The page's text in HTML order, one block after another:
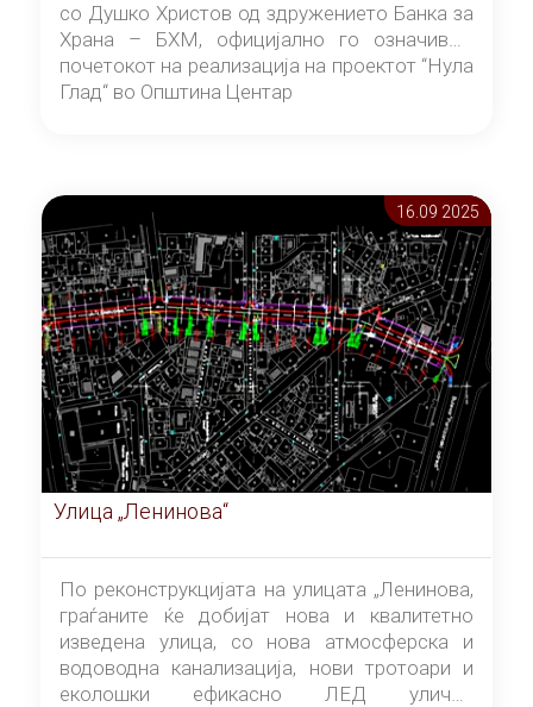
со Душко Христов од здружението Банка за
Храна – БХМ, официјално го означивме
почетокот на реализација на проектот “Нула
Глад“ во Општина Центар
16.09 2025
Улица „Ленинова“
По реконструкцијата на улицата „Ленинова,
граѓаните ќе добијат нова и квалитетно
изведена улица, со нова атмосферска и
водоводна канализација, нови тротоари и
еколошки ефикасно ЛЕД улично